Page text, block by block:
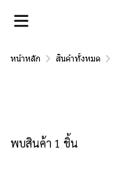
หน้าหลัก สินค้าทั้งหมด
พบสินค้า 1 ชิ้น